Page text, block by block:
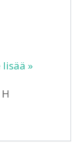
lisää »